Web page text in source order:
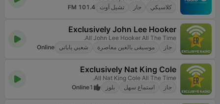
كلاسيكي
جاز تشيل آوت 101.4 FM
Exclusively John Lee Hooker
All John Lee Hooker All The Time.
جاز
موسيقى بالغين معاصرة شعبي ياباني Online
Exclusively Nat King Cole
All Nat King Cole All The Time.
جاز
استماع سهل بلوز 1
Online